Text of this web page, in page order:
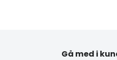
Gå med i